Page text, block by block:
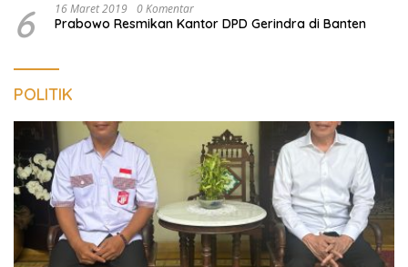
6 16 Maret 2019 0 Komentar
Prabowo Resmikan Kantor DPD Gerindra di Banten
POLITIK